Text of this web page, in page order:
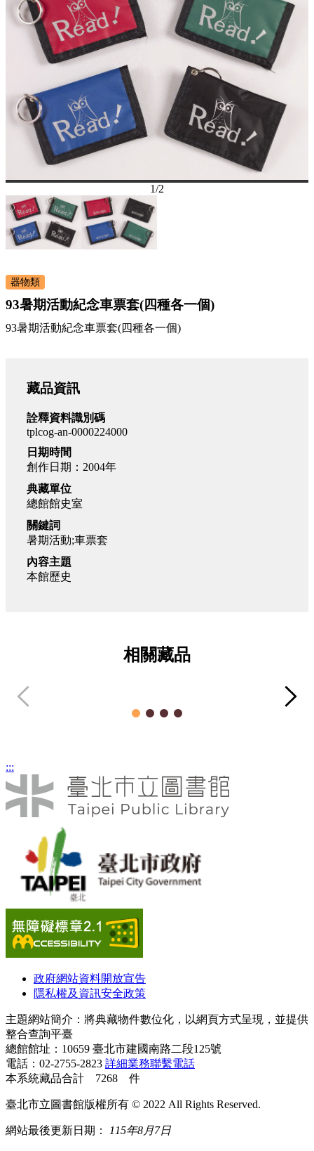
1/2
器物類
93暑期活動紀念車票套(四種各一個)
93暑期活動紀念車票套(四種各一個)
藏品資訊
詮釋資料識別碼
tplcog-an-0000224000
日期時間
創作日期：2004年
典藏單位
總館館史室
關鍵詞
暑期活動;車票套
內容主題
本館歷史
相關藏品
:::
政府網站資料開放宣告
隱私權及資訊安全政策
主題網站簡介：將典藏物件數位化，以網頁方式呈現，並提供
整合查詢平臺
總館館址：10659 臺北市建國南路二段125號
電話：02-2755-2823 詳細業務聯繫電話
本系統藏品合計 7268 件
臺北市立圖書館版權所有 © 2022 All Rights Reserved.
網站最後更新日期： 115年8月7日